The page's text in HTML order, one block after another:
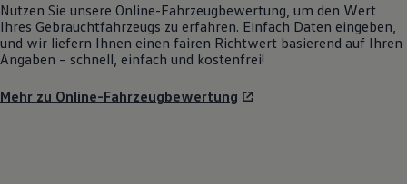
Nutzen Sie unsere Online-Fahrzeugbewertung, um den Wert
Ihres Gebrauchtfahrzeugs zu erfahren. Einfach Daten eingeben,
und wir liefern Ihnen einen fairen Richtwert basierend auf Ihren
Angaben – schnell, einfach und kostenfrei!
Mehr zu Online-Fahrzeugbewertung